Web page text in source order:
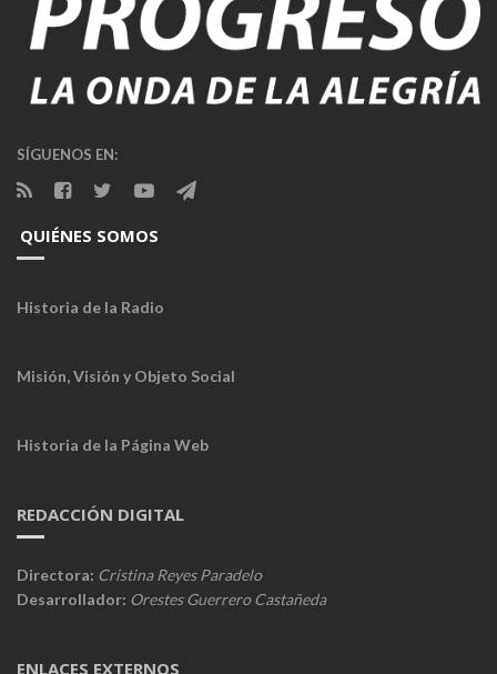
SÍGUENOS EN:
QUIÉNES SOMOS
Historia de la Radio
Misión, Visión y Objeto Social
Historia de la Página Web
REDACCIÓN DIGITAL
Directora: Cristina Reyes Paradelo
Desarrollador: Orestes Guerrero Castañeda
ENLACES EXTERNOS